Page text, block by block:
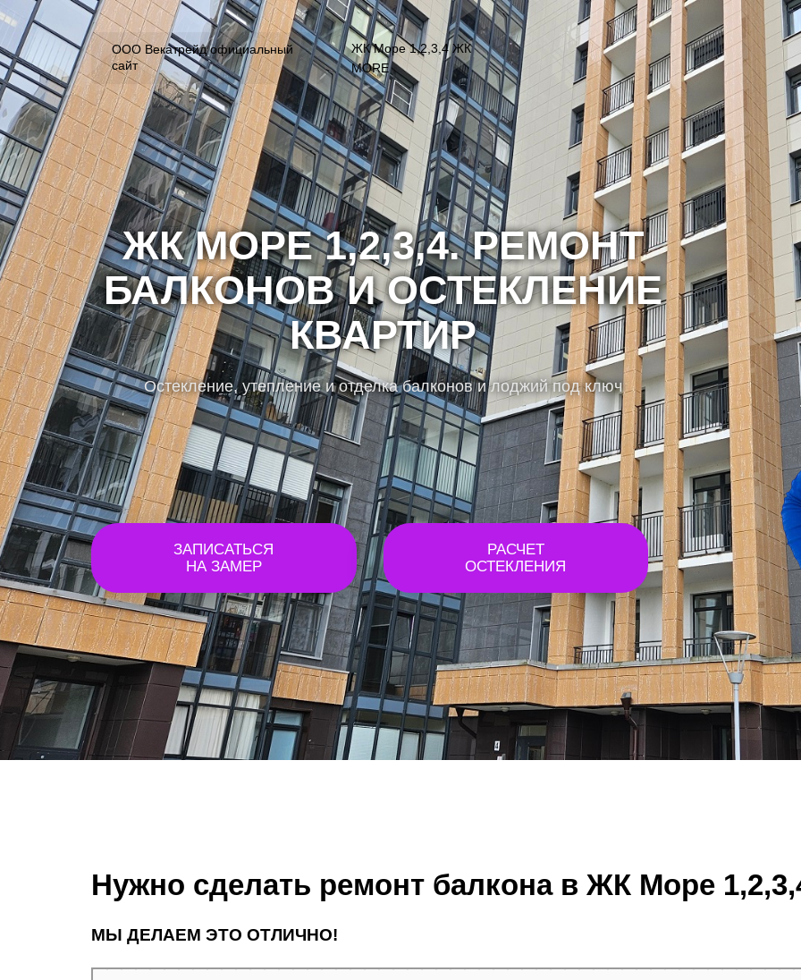
ООО Векатрейд официальный
сайт
ЖК Море 1,2,3,4 ЖК
MORE
ЖК МОРЕ 1,2,3,4. РЕМОНТ
БАЛКОНОВ И ОСТЕКЛЕНИЕ
КВАРТИР
Остекление, утепление и отделка балконов и лоджий под ключ
ЗАПИСАТЬСЯ
НА ЗАМЕР
РАСЧЕТ
ОСТЕКЛЕНИЯ
Нужно сделать ремонт балкона в ЖК Море
МЫ ДЕЛАЕМ ЭТО ОТЛИЧНО!